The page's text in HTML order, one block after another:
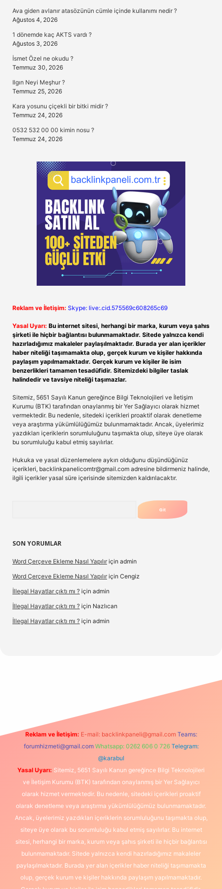
Ava giden avlanır atasözünün cümle içinde kullanımı nedir ?
Ağustos 4, 2026
1 dönemde kaç AKTS vardı ?
Ağustos 3, 2026
İsmet Özel ne okudu ?
Temmuz 30, 2026
Ilgın Neyi Meşhur ?
Temmuz 25, 2026
Kara yosunu çiçekli bir bitki midir ?
Temmuz 24, 2026
0532 532 00 00 kimin nosu ?
Temmuz 24, 2026
Reklam ve İletişim: Skype: live:.cid.575569c608265c69
Yasal Uyarı: Bu internet sitesi, herhangi bir marka, kurum veya şahıs
şirketi ile hiçbir bağlantısı bulunmamaktadır. Sitede yalnızca kendi
hazırladığımız makaleler paylaşılmaktadır. Burada yer alan içerikler
haber niteliği taşımamakta olup, gerçek kurum ve kişiler hakkında
paylaşım yapılmamaktadır. Gerçek kurum ve kişiler ile isim
benzerlikleri tamamen tesadüfidir. Sitemizdeki bilgiler taslak
halindedir ve tavsiye niteliği taşımazlar.
Sitemiz, 5651 Sayılı Kanun gereğince Bilgi Teknolojileri ve İletişim
Kurumu (BTK) tarafından onaylanmış bir Yer Sağlayıcı olarak hizmet
vermektedir. Bu nedenle, sitedeki içerikleri proaktif olarak denetleme
veya araştırma yükümlülüğümüz bulunmamaktadır. Ancak, üyelerimiz
yazdıkları içeriklerin sorumluluğunu taşımakta olup, siteye üye olarak
bu sorumluluğu kabul etmiş sayılırlar.
Hukuka ve yasal düzenlemelere aykırı olduğunu düşündüğünüz
içerikleri, backlinkpanelicomtr@gmail.com adresine bildirmeniz halinde,
ilgili içerikler yasal süre içerisinde sitemizden kaldırılacaktır.
SON YORUMLAR
Word Çerçeve Ekleme Nasıl Yapılır için admin
Word Çerçeve Ekleme Nasıl Yapılır için Cengiz
İllegal Hayatlar çıktı mı ? için admin
İllegal Hayatlar çıktı mı ? için Nazlıcan
İllegal Hayatlar çıktı mı ? için admin
Reklam ve İletişim: E-mail: backlinkpaneli@gmail.com Teams:
forumhizmeti@gmail.com Whatsapp: 0262 606 0 726 Telegram:
@karabul
Yasal Uyarı: Sitemiz, 5651 Sayılı Kanun gereğince Bilgi Teknolojileri
ve İletişim Kurumu (BTK) tarafından onaylanmış bir Yer Sağlayıcı
olarak hizmet vermektedir. Bu nedenle, sitedeki içerikleri proaktif
olarak denetleme veya araştırma yükümlülüğümüz bulunmamaktadır.
Ancak, üyelerimiz yazdıkları içeriklerin sorumluluğunu taşımakta olup,
siteye üye olarak bu sorumluluğu kabul etmiş sayılırlar. Bu internet
sitesi, herhangi bir marka, kurum veya şahıs şirketi ile hiçbir bağlantısı
bulunmamaktadır. Sitede yalnızca kendi hazırladığımız makaleler
paylaşılmaktadır. Burada yer alan içerikler haber niteliği taşımamakta
olup, gerçek kurum ve kişiler hakkında paylaşım yapılmamaktadır.